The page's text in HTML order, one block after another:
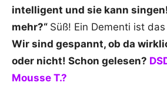
intelligent und sie kann
mehr?“ Süß! Ein Dementi ist
Wir sind gespannt, ob da
oder nicht! Schon gelesen?
Mousse T.?